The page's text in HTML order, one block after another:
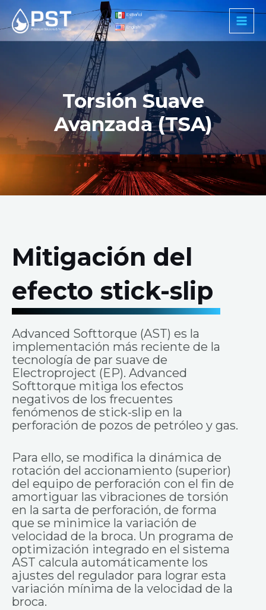
contenido
Español
English
Main
Torsión Suave
Avanzada (TSA)​
Mitigación del
efecto stick-slip
Advanced Softtorque (AST) es la
implementación más reciente de la
tecnología de par suave de
Electroproject (EP). Advanced
Softtorque mitiga los efectos
negativos de los frecuentes
fenómenos de stick-slip en la
perforación de pozos de petróleo y gas.
Para ello, se modifica la dinámica de
rotación del accionamiento (superior)
del equipo de perforación con el fin de
amortiguar las vibraciones de torsión
en la sarta de perforación, de forma
que se minimice la variación de
velocidad de la broca. Un programa de
optimización integrado en el sistema
AST calcula automáticamente los
ajustes del regulador para lograr esta
variación mínima de la velocidad de la
broca.